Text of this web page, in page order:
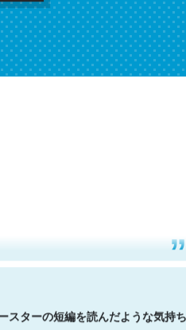
う。英語少しでも読める人は原文
Then Covid hit. Shit.
ターの短編を読んだような気持ち